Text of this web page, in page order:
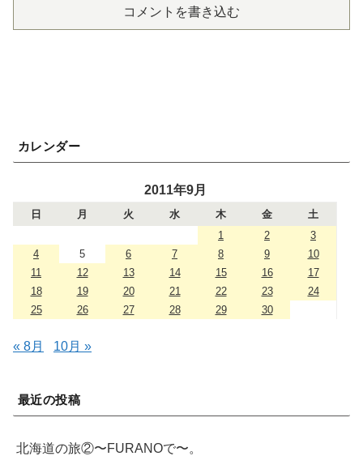
コメントを書き込む
カレンダー
2011年9月
日 月 火 水 木 金
土
1
2
3
4
5 6 7 8 9
10
11
12 13 14 15 16
17
18
19 20 21 22 23
24
25
26 27 28 29 30
« 8月 10月 »
最近の投稿
北海道の旅②〜FURANOで〜。